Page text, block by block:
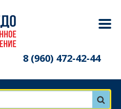
8 (960) 472-42-44